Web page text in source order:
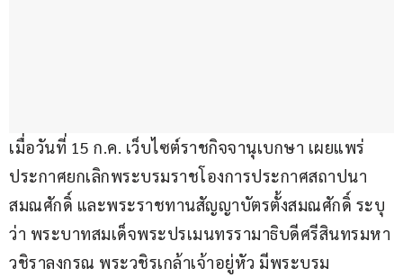
เมื่อวันที่ 15 ก.ค. เว็บไซต์ราชกิจจานุเบกษา เผยแพร่
ประกาศยกเลิกพระบรมราชโองการประกาศสถาปนา
สมณศักดิ์ และพระราชทานสัญญาบัตรตั้งสมณศักดิ์ ระบุ
ว่า พระบาทสมเด็จพระปรเมนทรรามาธิบดีศรีสินทรมหา
วชิราลงกรณ พระวชิรเกล้าเจ้าอยู่หัว มีพระบรม